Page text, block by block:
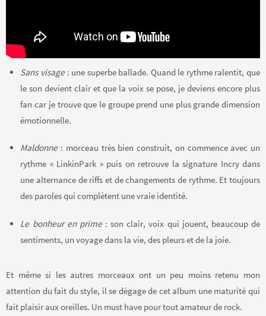
Sans visage : une superbe ballade. Quand le rythme ralentit, que
le son devient clair et que la voix se pose, je deviens encore plus
fan car je trouve que le groupe prend une plus grande dimension
émotionnelle.
Maldonne : morceau très bien construit, on commence avec un
rythme « LinkinPark » puis on retrouve la signature Incry dans
une alternance de riffs et de changements de rythme. Et toujours
des paroles qui complètent une vraie identité.
Le bonheur en prime: son clair, voix qui jouent, beaucoup de
sentiments, un voyage dans la vie, des pleurs et de la joie.
Et même si les autres morceaux ont un peu moins retenu mon
attention du fait du style, il se dégage de cet album une maturité qui
fait plaisir aux oreilles. Un must have pour tout amateur de rock.